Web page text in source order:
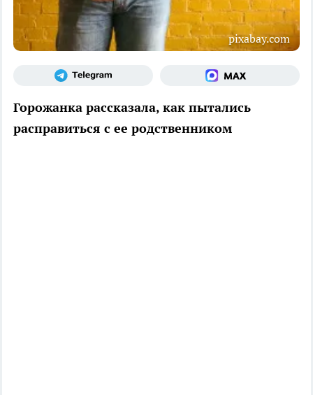
pixabay.com
Горожанка рассказала, как пытались
расправиться с ее родственником